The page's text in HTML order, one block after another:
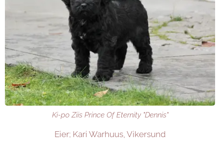
Ki-po Ziis Prince Of Eternity "Dennis"
Eier; Kari Warhuus, Vikersund